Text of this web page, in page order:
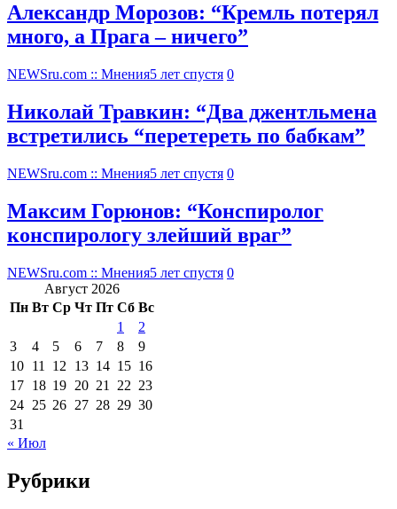
Александр Морозов: “Кремль потерял
много, а Прага – ничего”
NEWSru.com :: Мнения5 лет спустя 0
Николай Травкин: “Два джентльмена
встретились “перетереть по бабкам”
NEWSru.com :: Мнения5 лет спустя 0
Максим Горюнов: “Конспиролог
конспирологу злейший враг”
NEWSru.com :: Мнения5 лет спустя 0
Август 2026
Пн Вт Ср Чт Пт Сб Вс
1
2
3
4 5 6 7 8
9
10 11 12 13 14 15 16
17 18 19 20 21 22 23
24 25 26 27 28 29 30
31
« Июл
Рубрики